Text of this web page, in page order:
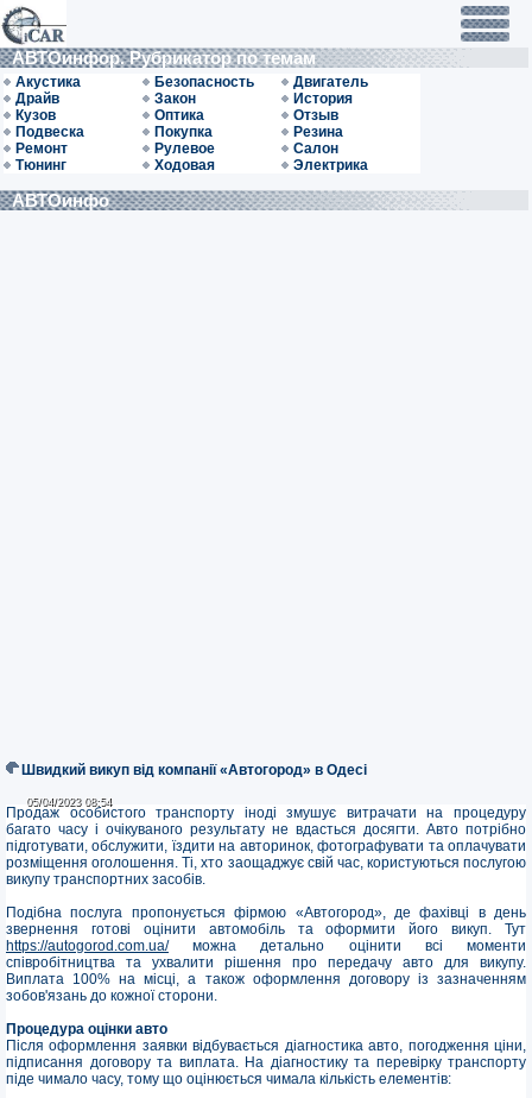
АВТОинфор. Рубрикатор по темам
Акустика Безопасность
Двигатель
Драйв
Закон
История
Кузов
Оптика
Отзыв
Подвеска
Покупка
Резина
Ремонт
Рулевое
Салон
Тюнинг
Ходовая Электрика
АВТОинфо
Швидкий викуп від компанії «Автогород» в Одесі
05/04/2023 08:54
05/04/2023 08:54
Продаж особистого транспорту іноді змушує витрачати на процедуру
багато часу і очікуваного результату не вдасться досягти. Авто потрібно
підготувати, обслужити, їздити на авторинок, фотографувати та оплачувати
розміщення оголошення. Ті, хто заощаджує свій час, користуються послугою
викупу транспортних засобів.
Подібна послуга пропонується фірмою «Автогород», де фахівці в день
звернення готові оцінити автомобіль та оформити його викуп. Тут
https://autogorod.com.ua/можна детально оцінити всі моменти
співробітництва та ухвалити рішення про передачу авто для викупу.
Виплата 100% на місці, а також оформлення договору із зазначенням
зобов'язань до кожної сторони.
Процедура оцінки авто
Після оформлення заявки відбувається діагностика авто, погодження ціни,
підписання договору та виплата. На діагностику та перевірку транспорту
піде чимало часу, тому що оцінюється чимала кількість елементів: